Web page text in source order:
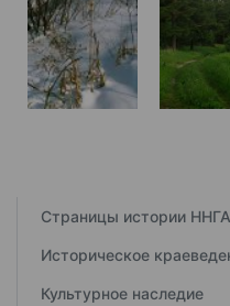
Страницы истории
Историческое
Культурное наследие